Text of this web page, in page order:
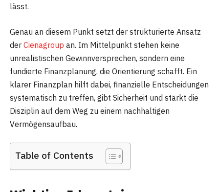
lässt.
Genau an diesem Punkt setzt der strukturierte Ansatz
der Cienagroup an. Im Mittelpunkt stehen keine
unrealistischen Gewinnversprechen, sondern eine
fundierte Finanzplanung, die Orientierung schafft. Ein
klarer Finanzplan hilft dabei, finanzielle Entscheidungen
systematisch zu treffen, gibt Sicherheit und stärkt die
Disziplin auf dem Weg zu einem nachhaltigen
Vermögensaufbau.
Table of Contents